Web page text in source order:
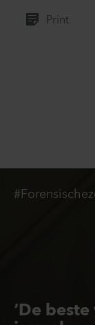
Print
‘De